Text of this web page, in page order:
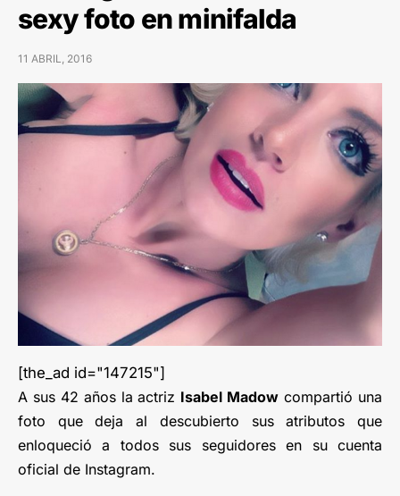
sexy foto en minifalda
11 ABRIL, 2016
[the_ad id="147215"]
A sus 42 años la actriz Isabel Madow compartió una
foto que deja al descubierto sus atributos que
enloqueció a todos sus seguidores en su cuenta
oficial de Instagram.